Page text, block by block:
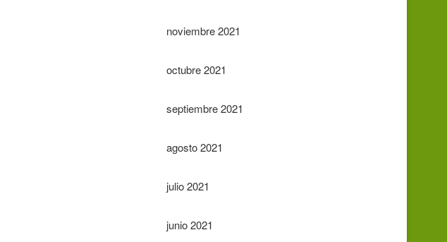
noviembre 2021
octubre 2021
septiembre 2021
agosto 2021
julio 2021
junio 2021